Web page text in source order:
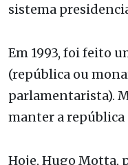
sistema
Em 1993, foi feito
(república ou
parlamentarista).
manter a república
Hoje, Hugo Motta,